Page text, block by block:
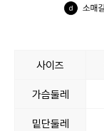
사이즈
가슴둘레
밑단둘레